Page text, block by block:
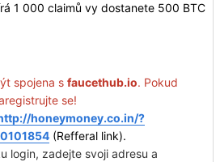
1 000 claimů vy dostanete 500 BTC
spojena s faucethub.io. Pokud
se!
honeymoney.co.in/?
(Refferal link).
login, zadejte svoji adresu a